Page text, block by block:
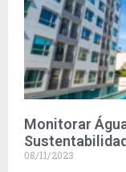
Monitorar
08/11/2023